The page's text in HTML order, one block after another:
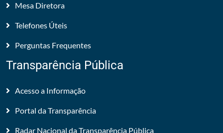
Mesa Diretora
Telefones Úteis
Perguntas Frequentes
Transparência Pública
Acesso a Informação
Portal da Transparência
Radar Nacional da Transparência Pública